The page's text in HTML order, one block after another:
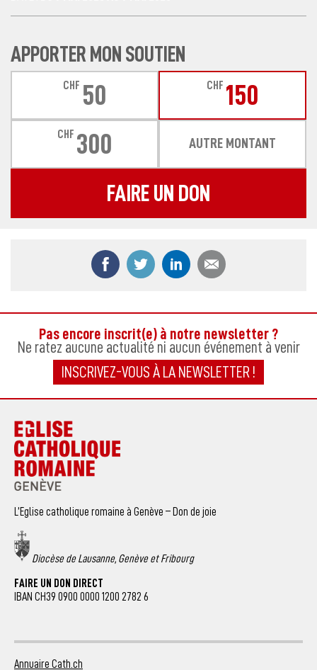
APPORTER MON SOUTIEN
CHF 50 CHF 150
CHF 300 AUTRE MONTANT
FAIRE UN DON
Partager ce contenu sur Facebook
Partager ce contenu sur Twitter
Partager ce contenu
Pas encore inscrit(e) à notre newsletter ?
Ne ratez aucune actualité ni aucun événement à venir
INSCRIVEZ-VOUS À LA NEWSLETTER !
L’Eglise catholique romaine à Genève – Don de joie
Diocèse de Lausanne, Genève et Fribourg
FAIRE UN DON DIRECT
IBAN CH39 0900 0000 1200 2782 6
Annuaire Cath.ch